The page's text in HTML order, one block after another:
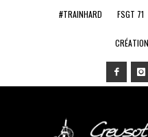
#TRAINHARD FSGT 71